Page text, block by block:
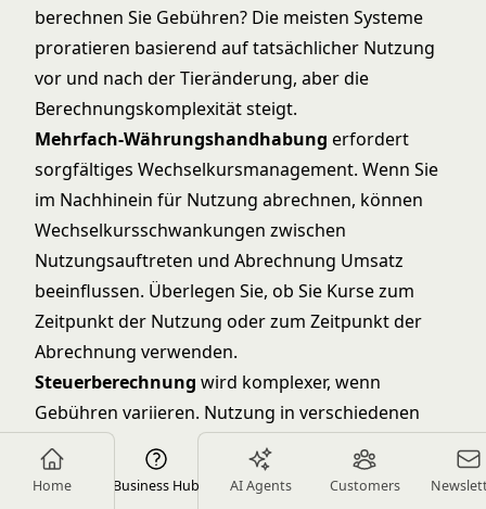
Home Business Hub AI Agents Customers
berechnen Sie Gebühren? Die meisten Systeme
proratieren basierend auf tatsächlicher Nutzung
vor und nach der Tieränderung, aber die
Berechnungskomplexität steigt.
Mehrfach-Währungshandhabung erfordert
sorgfältiges Wechselkursmanagement. Wenn Sie
im Nachhinein für Nutzung abrechnen, können
Wechselkursschwankungen zwischen
Nutzungsauftreten und Abrechnung Umsatz
beeinflussen. Überlegen Sie, ob Sie Kurse zum
Zeitpunkt der Nutzung oder zum Zeitpunkt der
Abrechnung verwenden.
Steuerberechnung wird komplexer, wenn
Gebühren variieren. Nutzung in verschiedenen
Rechtsgebieten könnte unterschiedlichen
Steuersätzen unterliegen. Ihr Abrechnungssystem